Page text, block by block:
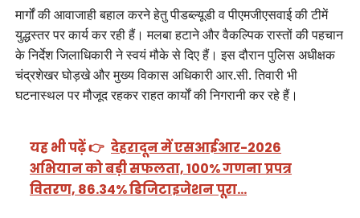
मार्गों की आवाजाही बहाल करने हेतु पीडब्ल्यूडी व पीएमजीएसवाई की टीमें
युद्धस्तर पर कार्य कर रही हैं। मलबा हटाने और वैकल्पिक रास्तों की पहचान
के निर्देश जिलाधिकारी ने स्वयं मौके से दिए हैं। इस दौरान पुलिस अधीक्षक
चंद्रशेखर घोड़खे और मुख्य विकास अधिकारी आर.सी. तिवारी भी
घटनास्थल पर मौजूद रहकर राहत कार्यों की निगरानी कर रहे हैं।
यह भी पढ़ें 👉 देहरादून में एसआईआर-2026
अभियान को बड़ी सफलता, 100% गणना प्रपत्र
वितरण, 86.34% डिजिटाइजेशन पूरा…